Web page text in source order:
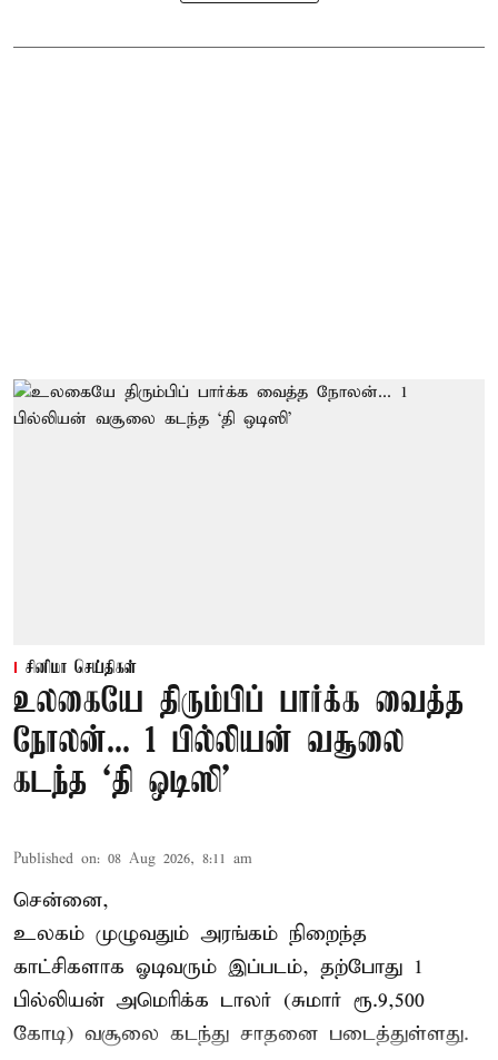
சினிமா செய்திகள்
உலகையே திரும்பிப் பார்க்க வைத்த
நோலன்... 1 பில்லியன் வசூலை
கடந்த ‘தி ஒடிஸி’
Published on: 08 Aug 2026, 8:11 am
சென்னை,
உலகம் முழுவதும் அரங்கம் நிறைந்த
காட்சிகளாக ஓடிவரும் இப்படம், தற்போது 1
பில்லியன் அமெரிக்க டாலர் (சுமார் ரூ.9,500
கோடி) வசூலை கடந்து சாதனை படைத்துள்ளது.